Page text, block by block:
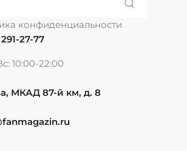
конфиденциальности
27-77
10:00-22:00
МКАД 87-й км, д. 8